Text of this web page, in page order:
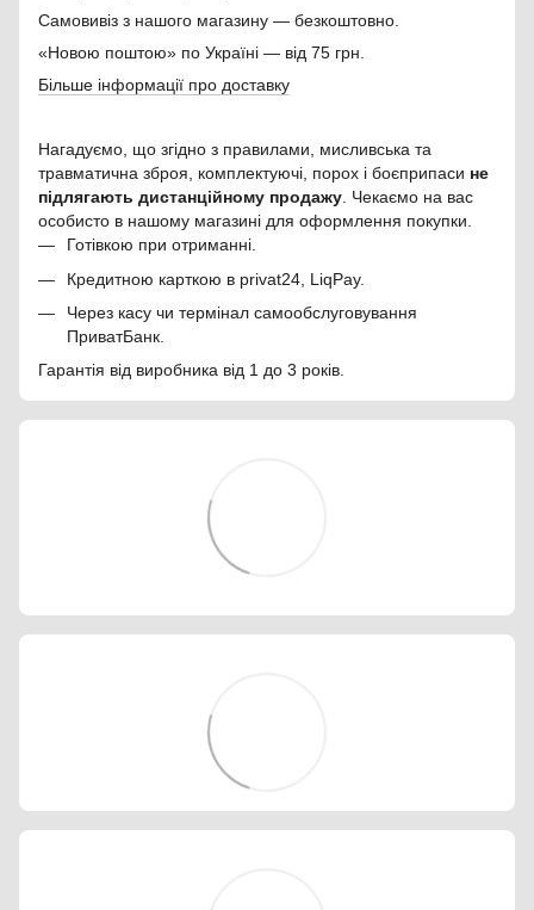
Самовивіз з нашого магазину — безкоштовно.
«Новою поштою» по Україні — від 75 грн.
Більше інформації про доставку
Нагадуємо, що згідно з правилами, мисливська та
травматична зброя, комплектуючі, порох і боєприпаси не
підлягають дистанційному продажу . Чекаємо на вас
особисто в нашому магазині для оформлення покупки.
Готівкою при отриманні.
Кредитною карткою в privat24, LiqPay.
Через касу чи термінал самообслуговування
ПриватБанк.
Гарантія від виробника від 1 до 3 років.